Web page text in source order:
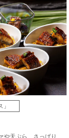
や天ぷら、さっぱり